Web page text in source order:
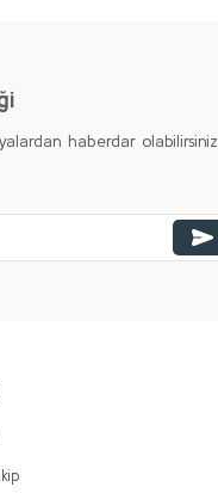
haberdar olabilirsiniz.